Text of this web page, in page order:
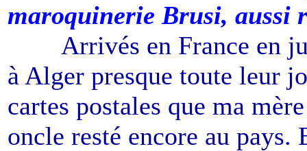
maroquinerie Brusi, aussi
Arrivés en France en
à Alger presque toute leur
cartes postales que ma
oncle resté encore au